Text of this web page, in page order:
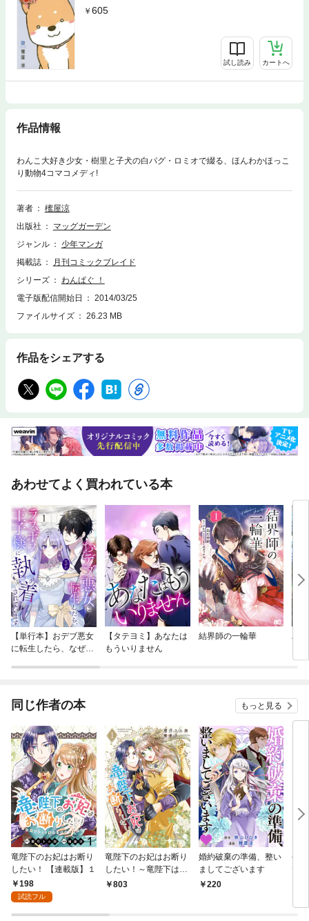
605
試し読み カートへ
作品情報
わんこ大好き少女・樹里と子犬の白パグ・ロミオで綴る、ほんわかほっこ
り動物4コマコメディ!
著者
櫁屋涼
出版社
マッグガーデン
ジャンル
少年マンガ
掲載誌
月刊コミックブレイド
シリーズ
わんぱぐ ！
電子版配信開始日
2014/03/25
ファイルサイズ
26.23 MB
作品をシェアする
あわせてよく買われている本
【単行本】おデブ悪女
に転生したら、なぜか
【タテヨミ】あなたは
もういりません
結界師の一輪華
バ
今
同じ作者の本 もっと見る
竜陛下のお妃はお断り
したい！ 【連載版】１
198
試読フル
竜陛下のお妃はお断り
したい！～竜陛下は10
番目の側妃を溺愛中～
803
婚約破棄の準備、整い
ましてございます
220
令
で